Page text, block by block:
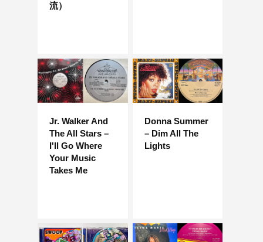
流）
Jr. Walker And
The All Stars –
I'll Go Where
Your Music
Takes Me
Donna Summer
– Dim All The
Lights